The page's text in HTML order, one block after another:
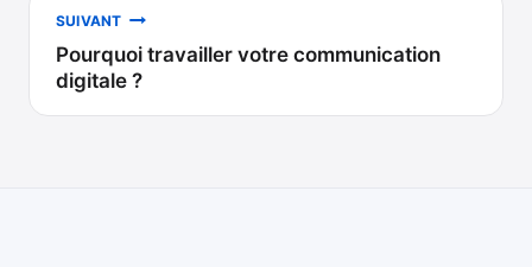
l’article
SUIVANT
Pourquoi travailler votre communication
digitale ?